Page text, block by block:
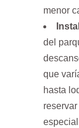
menor
del
que
hasta